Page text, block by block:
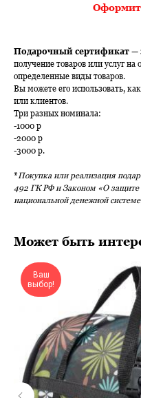
Подарочный сертификат —
получение товаров или услуг
определенные виды товаров.
Вы можете его использовать,
или клиентов.
Три разных номинала:
-1000 р
-2000 р
-3000 р.
* Покупка или реализация
492 ГК РФ и Законом «О защите
национальной денежной
Может быть
Ваш
выбор!